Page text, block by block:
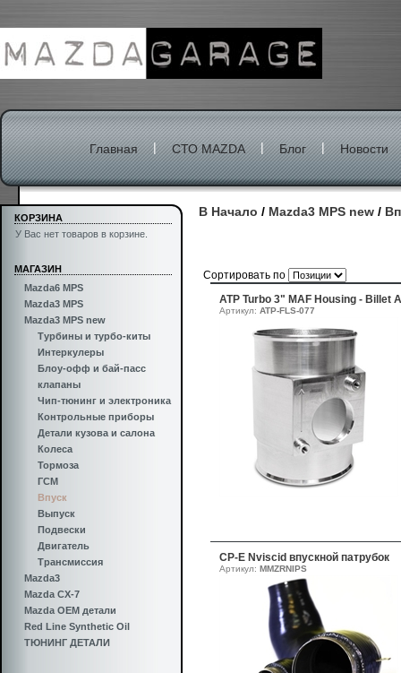
Главная | СТО MAZDA | Блог | Новости
КОРЗИНА
У Вас нет товаров в корзине.
МАГАЗИН
Mazda6 MPS
Mazda3 MPS
Mazda3 MPS new
Турбины и турбо-киты
Интеркулеры
Блоу-офф и бай-пасс
клапаны
Чип-тюнинг и электроника
Контрольные приборы
Детали кузова и салона
Колеса
Тормоза
ГСМ
Впуск
Выпуск
Подвески
Двигатель
Трансмиссия
Mazda3
Mazda CX-7
Mazda OEM детали
Red Line Synthetic Oil
ТЮНИНГ ДЕТАЛИ
В Начало / Mazda3 MPS new /
Сортировать по
ATP Turbo 3" MAF Housing - Billet
Артикул: ATP-FLS-077
CP-E Nviscid впускной патрубок
Артикул: MMZRNIPS